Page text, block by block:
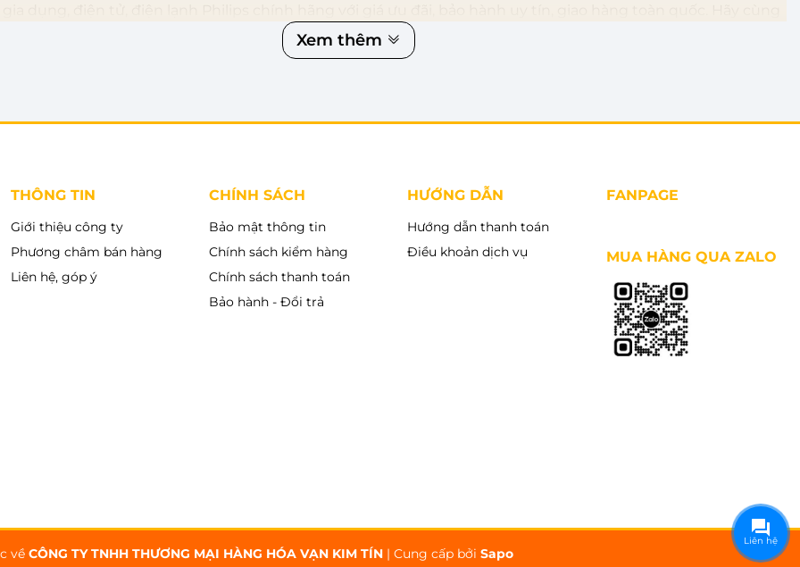
Xem thêm
THÔNG TIN
Giới thiệu công ty
Phương châm bán hàng
Liên hệ, góp ý
CHÍNH SÁCH
Bảo mật thông tin
Chính sách kiểm hàng
Chính sách thanh toán
Bảo hành - Đổi trả
HƯỚNG DẪN
Hướng dẫn thanh toán
Điều khoản dịch vụ
FANPAGE
MUA HÀNG QUA ZALO
về CÔNG TY TNHH THƯƠNG MẠI HÀNG HÓA VẠN KIM TÍN | Cung cấp bởi Sapo
Liên hệ